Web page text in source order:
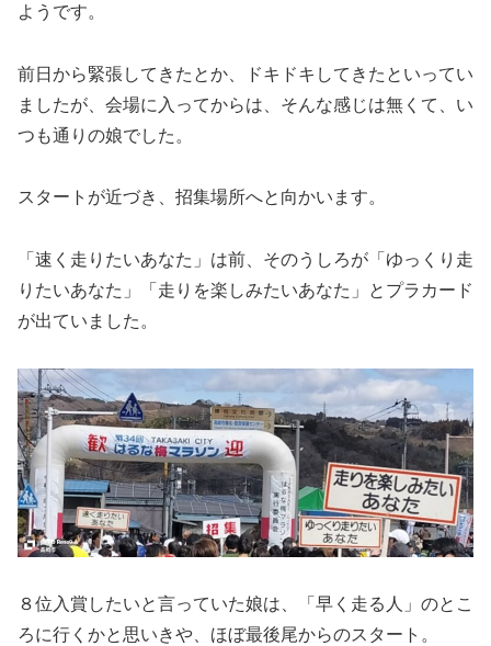
ようです。
前日から緊張してきたとか、ドキドキしてきたといってい
ましたが、会場に入ってからは、そんな感じは無くて、い
つも通りの娘でした。
スタートが近づき、招集場所へと向かいます。
「速く走りたいあなた」は前、そのうしろが「ゆっくり走
りたいあなた」「走りを楽しみたいあなた」とプラカード
が出ていました。
８位入賞したいと言っていた娘は、「早く走る人」のとこ
ろに行くかと思いきや、ほぼ最後尾からのスタート。